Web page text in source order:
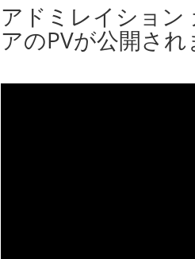
アドミレイション
アのPVが公開さ